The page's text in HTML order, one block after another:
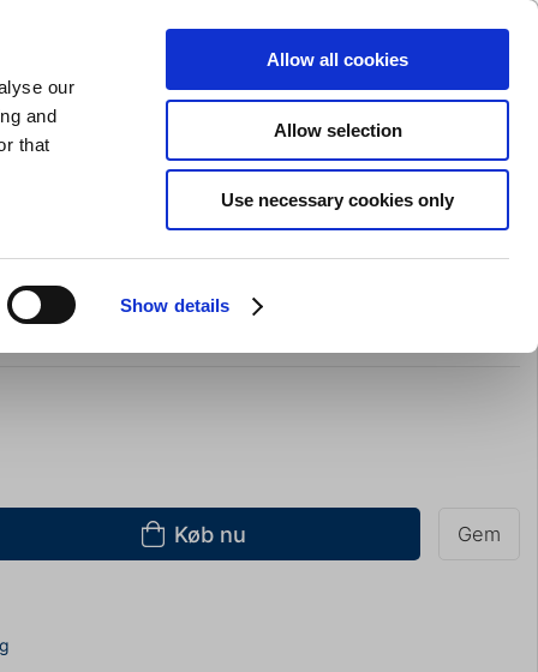
our
and
that
Show details
Allow all cookies
Allow selection
Use necessary cookies only
Indkøbskurv (0)
Barudstyr Tilbud Brands Slibning
cm Kristine
Køb nu Gem